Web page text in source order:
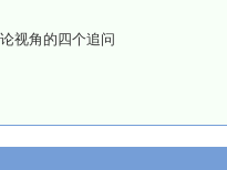
视角的四个追问